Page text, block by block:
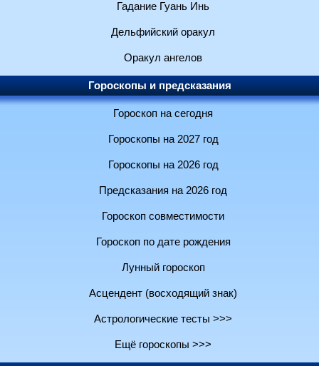
Гадание Гуань Инь
Дельфийский оракул
Оракул ангелов
Гороскопы и предсказания
Гороскоп на сегодня
Гороскопы на 2027 год
Гороскопы на 2026 год
Предсказания на 2026 год
Гороскоп совместимости
Гороскоп по дате рождения
Лунный гороскоп
Асцендент (восходящий знак)
Астрологические тесты >>>
Ещё гороскопы >>>